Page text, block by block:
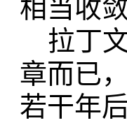
相当收
拉丁文
章而已
若干年